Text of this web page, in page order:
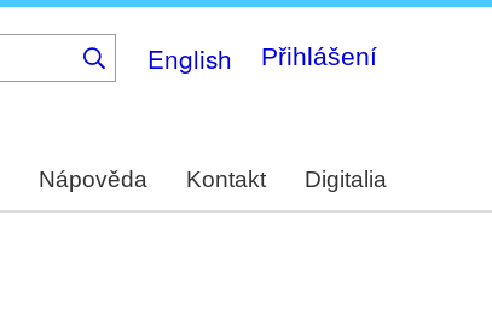
English Přihlášení
Nápověda Kontakt Digitalia